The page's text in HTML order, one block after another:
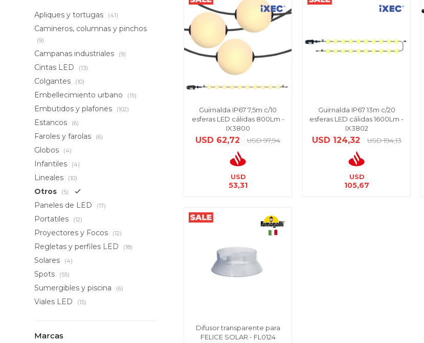
Guirnalda IP67 7,5m c/10
esferas LED cálidas 800Lm -
IX3800
USD 62,72 USD 97,94
USD
53,31
Guirnalda IP67 13m c/20
esferas LED cálidas 1600Lm -
IX3802
USD 124,32 USD 194,13
USD
105,67
Difusor transparente para
FELICE SOLAR - FL0124
Apliques y tortugas (41)
Camineros, columnas y pinchos
(9)
Campanas industriales (9)
Cintas LED (13)
Colgantes (10)
Embellecimiento urbano (15)
Embutidos y plafones (102)
Estancos (6)
Faroles y farolas (6)
Globos (4)
Infantiles (4)
Lineales (10)
Otros (5)
Paneles de LED (17)
Portatiles (12)
Proyectores y Focos (12)
Regletas y perfiles LED (18)
Solares (4)
Spots (55)
Sumergibles y piscina (6)
Viales LED (15)
Marcas